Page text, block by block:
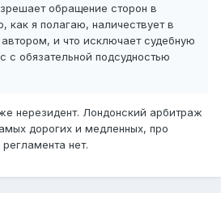
обращение сторон в
как я полагаю, наличествует в
и что исключает судебную
обязательной подсудностью
нерезидент. Лондонский арбитраж
дорогих и медленных, про
нет.